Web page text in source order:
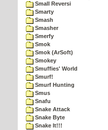
Small Reversi
Smarty
Smash
Smasher
Smerfy
Smok
Smok (ArSoft)
Smokey
Smuffies' World
Smurf!
Smurf Hunting
Smus
Snafu
Snake Attack
Snake Byte
Snake It!!!